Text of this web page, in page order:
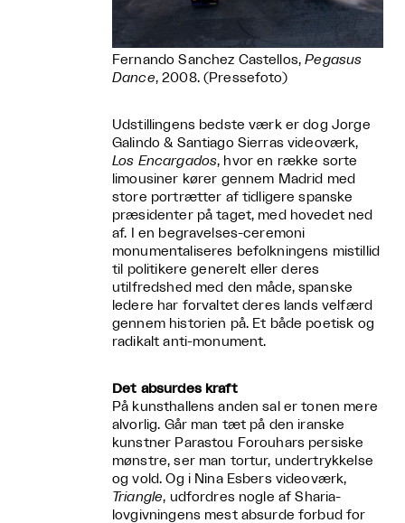
Fernando Sanchez Castellos,Pegasus
Dance, 2008. (Pressefoto)
Udstillingens bedste værk er dog Jorge
Galindo & Santiago Sierras videoværk,
Los Encargados, hvor en række sorte
limousiner kører gennem Madrid med
store portrætter af tidligere spanske
præsidenter på taget, med hovedet ned
af. I en begravelses-ceremoni
monumentaliseres befolkningens mistillid
til politikere generelt eller deres
utilfredshed med den måde, spanske
ledere har forvaltet deres lands velfærd
gennem historien på. Et både poetisk og
radikalt anti-monument.
Det absurdes kraft
På kunsthallens anden sal er tonen mere
alvorlig. Går man tæt på den iranske
kunstner Parastou Forouhars persiske
mønstre, ser man tortur, undertrykkelse
og vold. Og i Nina Esbers videoværk,
Triangle, udfordres nogle af Sharia-
lovgivningens mest absurde forbud for